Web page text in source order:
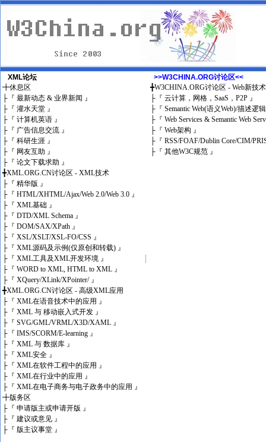
XML论坛
╋休息区
├ 『 最新动态 & 业界新闻 』
├ 『 灌水天堂 』
├ 『 计算机英语 』
├ 『 广告信息交流 』
├ 『 科研生涯 』
├ 『 网友互助 』
├ 『 论文下载求助 』
╋XML.ORG.CN讨论区 - XML技术
├ 『 精华版 』
├ 『 HTML/XHTML/Ajax/Web 2.0/Web 3.0 』
├ 『 XML基础 』
├ 『 DTD/XML Schema 』
├ 『 DOM/SAX/XPath 』
├ 『 XSL/XSLT/XSL-FO/CSS 』
├ 『 XML源码及示例(仅原创和转载) 』
├ 『 XML工具及XML开发环境 』
├ 『 WORD to XML, HTML to XML 』
├ 『 XQuery/XLink/XPointer/ 』
╋XML.ORG.CN讨论区 - 高级XML应用
├ 『 XML在语音技术中的应用 』
├ 『 XML 与 移动嵌入式开发 』
├ 『 SVG/GML/VRML/X3D/XAML 』
├ 『 IMS/SCORM/E-learning 』
├ 『 XML 与 数据库 』
├ 『 XML安全 』
├ 『 XML在软件工程中的应用 』
├ 『 XML在行业中的应用 』
├ 『 XML在电子商务与电子政务中的应用 』
╋版务区
├ 『 申请版主或申请开版 』
├ 『 建议或意见 』
├ 『 版主议事堂 』
>>W3CHINA.ORG讨论区<<
╋W3CHINA.ORG讨论区 - Web新技
├ 『 云计算，网格，SaaS，P2P 』
├ 『 Semantic Web(语义Web)/描述逻
├ 『 Web Services & Semantic Web
├ 『 Web架构 』
├ 『 RSS/FOAF/Dublin Core/CIM/
├ 『 其他W3C规范 』